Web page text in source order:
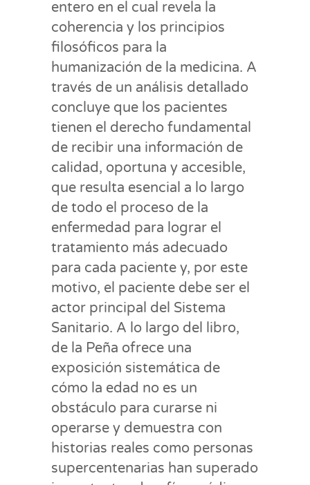
entero en el cual revela la
coherencia y los principios
filosóficos para la
humanización de la medicina. A
través de un análisis detallado
concluye que los pacientes
tienen el derecho fundamental
de recibir una información de
calidad, oportuna y accesible,
que resulta esencial a lo largo
de todo el proceso de la
enfermedad para lograr el
tratamiento más adecuado
para cada paciente y, por este
motivo, el paciente debe ser el
actor principal del Sistema
Sanitario. A lo largo del libro,
de la Peña ofrece una
exposición sistemática de
cómo la edad no es un
obstáculo para curarse ni
operarse y demuestra con
historias reales como personas
supercentenarias han superado